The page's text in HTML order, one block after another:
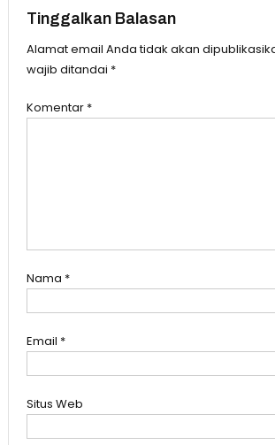
Tinggalkan Balasan
Alamat email Anda tidak akan
wajib ditandai *
Komentar *
Nama *
Email *
Situs Web